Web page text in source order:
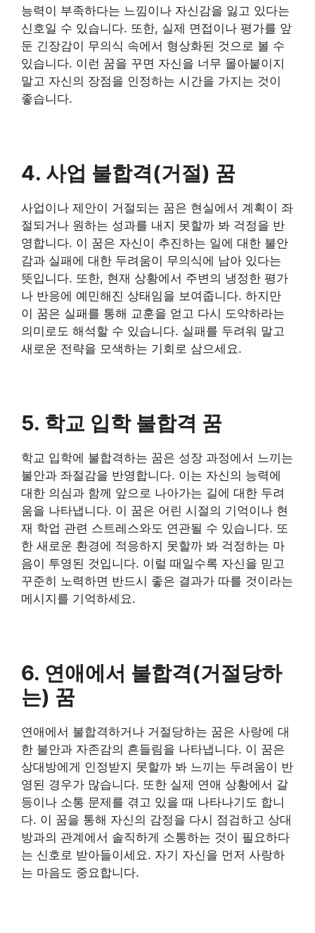
능력이 부족하다는 느낌이나 자신감을 잃고 있다는
신호일 수 있습니다. 또한, 실제 면접이나 평가를 앞
둔 긴장감이 무의식 속에서 형상화된 것으로 볼 수
있습니다. 이런 꿈을 꾸면 자신을 너무 몰아붙이지
말고 자신의 장점을 인정하는 시간을 가지는 것이
좋습니다.
4. 사업 불합격(거절) 꿈
사업이나 제안이 거절되는 꿈은 현실에서 계획이 좌
절되거나 원하는 성과를 내지 못할까 봐 걱정을 반
영합니다. 이 꿈은 자신이 추진하는 일에 대한 불안
감과 실패에 대한 두려움이 무의식에 남아 있다는
뜻입니다. 또한, 현재 상황에서 주변의 냉정한 평가
나 반응에 예민해진 상태임을 보여줍니다. 하지만
이 꿈은 실패를 통해 교훈을 얻고 다시 도약하라는
의미로도 해석할 수 있습니다. 실패를 두려워 말고
새로운 전략을 모색하는 기회로 삼으세요.
5. 학교 입학 불합격 꿈
학교 입학에 불합격하는 꿈은 성장 과정에서 느끼는
불안과 좌절감을 반영합니다. 이는 자신의 능력에
대한 의심과 함께 앞으로 나아가는 길에 대한 두려
움을 나타냅니다. 이 꿈은 어린 시절의 기억이나 현
재 학업 관련 스트레스와도 연관될 수 있습니다. 또
한 새로운 환경에 적응하지 못할까 봐 걱정하는 마
음이 투영된 것입니다. 이럴 때일수록 자신을 믿고
꾸준히 노력하면 반드시 좋은 결과가 따를 것이라는
메시지를 기억하세요.
6. 연애에서 불합격(거절당하
는) 꿈
연애에서 불합격하거나 거절당하는 꿈은 사랑에 대
한 불안과 자존감의 흔들림을 나타냅니다. 이 꿈은
상대방에게 인정받지 못할까 봐 느끼는 두려움이 반
영된 경우가 많습니다. 또한 실제 연애 상황에서 갈
등이나 소통 문제를 겪고 있을 때 나타나기도 합니
다. 이 꿈을 통해 자신의 감정을 다시 점검하고 상대
방과의 관계에서 솔직하게 소통하는 것이 필요하다
는 신호로 받아들이세요. 자기 자신을 먼저 사랑하
는 마음도 중요합니다.